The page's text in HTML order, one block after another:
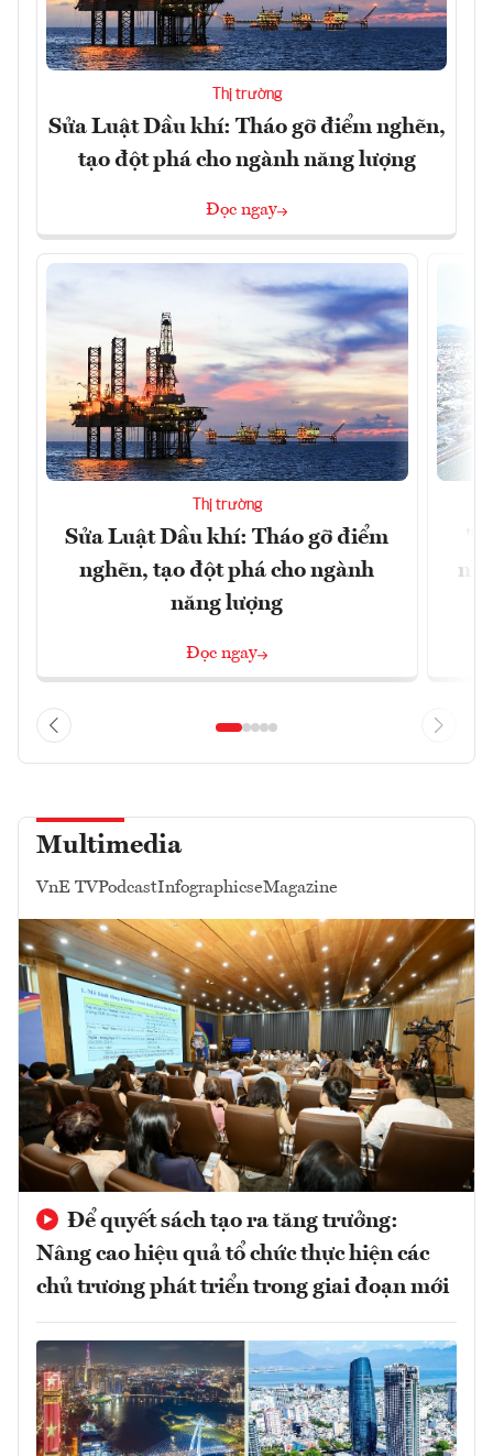
Thị trường
Sửa Luật Dầu khí: Tháo gỡ điểm nghẽn,
tạo đột phá cho ngành năng lượng
Đọc ngay
Thị trường
Sửa Luật Dầu khí: Tháo gỡ điểm
nghẽn, tạo đột phá cho ngành
năng lượng
Đọc ngay
Multimedia
VnE TVPodcastInfographicseMagazine
Để quyết sách tạo ra tăng trưởng:
Nâng cao hiệu quả tổ chức thực hiện các
chủ trương phát triển trong giai đoạn mới